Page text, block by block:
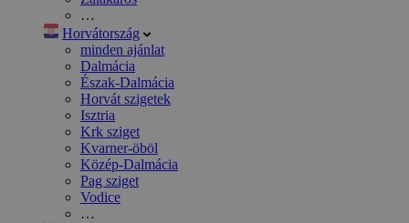
…
Horvátország
minden ajánlat
Dalmácia
Észak-Dalmácia
Horvát szigetek
Isztria
Krk sziget
Kvarner-öböl
Közép-Dalmácia
Pag sziget
Vodice
…